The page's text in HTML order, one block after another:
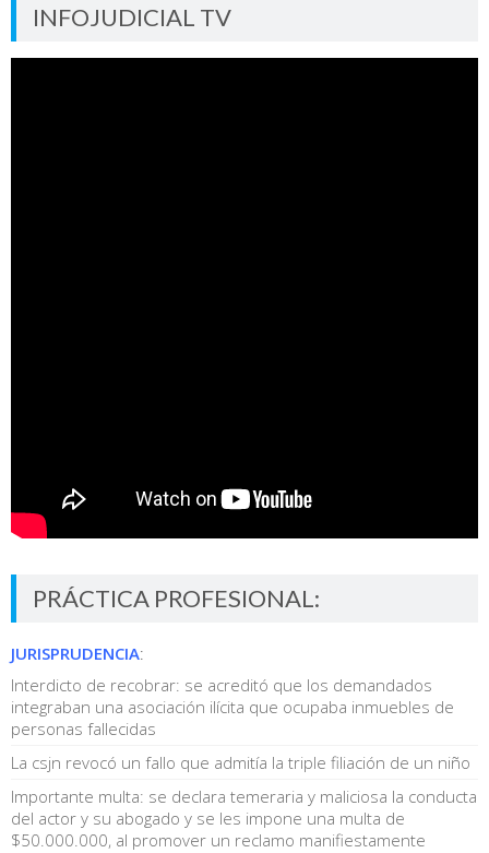
INFOJUDICIAL TV
PRÁCTICA PROFESIONAL:
JURISPRUDENCIA:
Interdicto de recobrar: se acreditó que los demandados
integraban una asociación ilícita que ocupaba inmuebles de
personas fallecidas
La csjn revocó un fallo que admitía la triple filiación de un niño
Importante multa: se declara temeraria y maliciosa la conducta
del actor y su abogado y se les impone una multa de
$50.000.000, al promover un reclamo manifiestamente